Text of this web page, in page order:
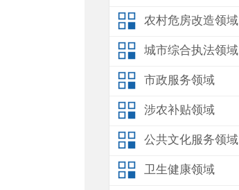
农村危房改造领域
城市综合执法领域
市政服务领域
涉农补贴领域
公共文化服务领域
卫生健康领域